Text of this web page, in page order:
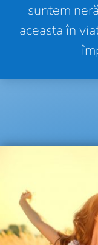
suntem
aceasta în